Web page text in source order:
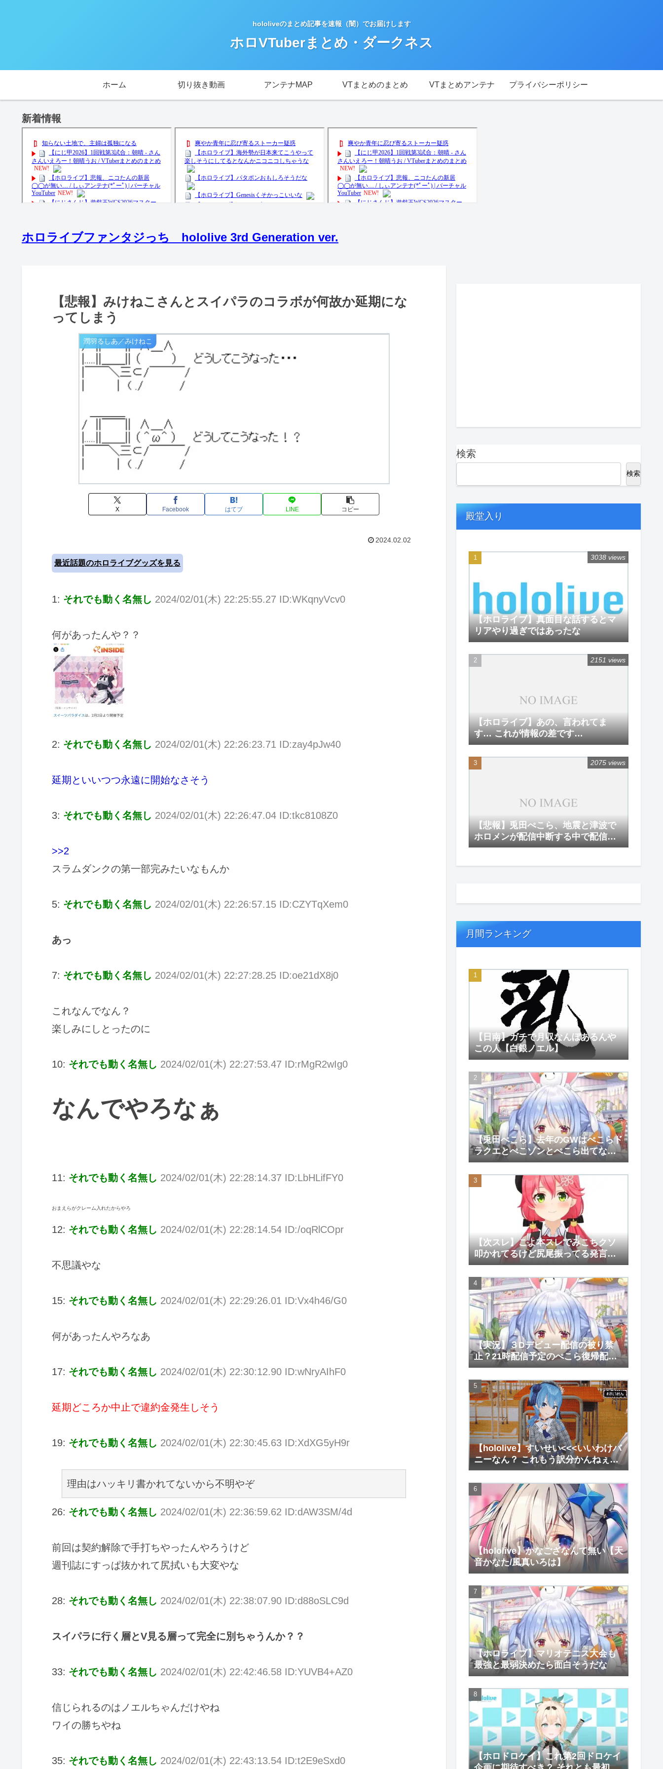
hololiveのまとめ記事を速報（闇）でお届けします
ホロVTuberまとめ・ダークネス
ホーム 切り抜き動画 アンテナMAP VTまとめのまとめ VTまとめアンテナ プライバシーポリシー
新着情報
ホロライブファンタジっち hololive 3rd Generation ver.
【悲報】みけねこさんとスイパラのコラボが何故か延期にな
ってしまう
潤羽るしあ／みけねこ
X Facebook はてブ LINE コピー
2024.02.02
最近話題のホロライブグッズを見る
1: それでも動く名無し 2024/02/01(木) 22:25:55.27 ID:WKqnyVcv0
何があったんや？？
2: それでも動く名無し 2024/02/01(木) 22:26:23.71 ID:zay4pJw40
延期といいつつ永遠に開始なさそう
3: それでも動く名無し 2024/02/01(木) 22:26:47.04 ID:tkc8108Z0
>>2
スラムダンクの第一部完みたいなもんか
5: それでも動く名無し 2024/02/01(木) 22:26:57.15 ID:CZYTqXem0
あっ
7: それでも動く名無し 2024/02/01(木) 22:27:28.25 ID:oe21dX8j0
これなんでなん？
楽しみにしとったのに
10: それでも動く名無し 2024/02/01(木) 22:27:53.47 ID:rMgR2wIg0
なんでやろなぁ
11: それでも動く名無し 2024/02/01(木) 22:28:14.37 ID:LbHLifFY0
おまえらがクレーム入れたからやろ
12: それでも動く名無し 2024/02/01(木) 22:28:14.54 ID:/oqRlCOpr
不思議やな
15: それでも動く名無し 2024/02/01(木) 22:29:26.01 ID:Vx4h46/G0
何があったんやろなあ
17: それでも動く名無し 2024/02/01(木) 22:30:12.90 ID:wNryAIhF0
延期どころか中止で違約金発生しそう
19: それでも動く名無し 2024/02/01(木) 22:30:45.63 ID:XdXG5yH9r
理由はハッキリ書かれてないから不明やぞ
26: それでも動く名無し 2024/02/01(木) 22:36:59.62 ID:dAW3SM/4d
前回は契約解除で手打ちやったんやろうけど
週刊誌にすっぱ抜かれて尻拭いも大変やな
28: それでも動く名無し 2024/02/01(木) 22:38:07.90 ID:d88oSLC9d
スイパラに行く層とV見る層って完全に別ちゃうんか？？
33: それでも動く名無し 2024/02/01(木) 22:42:46.58 ID:YUVB4+AZ0
信じられるのはノエルちゃんだけやね
ワイの勝ちやね
35: それでも動く名無し 2024/02/01(木) 22:43:13.54 ID:t2E9eSxd0
検索
検索
殿堂入り
【ホロライブ】真面目な話するとマ
リアやり過ぎではあったな
3038 views
【ホロライブ】あの、言われてま
す… これが情報の差です…
2151 views
【悲報】兎田ぺこら、地震と津波で
ホロメンが配信中断する中で配信を
強行してしまう
2075 views
月間ランキング
【日南】ガチで月収なんぼあるんや
この人【白銀ノエル】
【兎田ぺこら】去年のGWはぺこらド
ラクエとぺこゾンとぺこら出てない
大会しか覚えてない【ホロライ
ブ/hololive】
【次スレ】こよ本スレでみこちクソ
叩かれてるけど尻尾振ってる発言が
そんなに気にくわなかったのか？
【さくらみこ】
【実況】３Dデビュー配信の被り禁
止？21時配信予定のぺこら復帰配信
がなぜか始まらない件【兎田ぺこ
ら】
【hololive】すいせい<<<いいわけバ
ニーなん？ これもう訳分かんねぇな
【星街すいせい/兎田ぺこら】
【hololive】かなござなんて無い【天
音かなた/風真いろは】
【ホロライブ】マリオテニス大会も
最強と最弱決めたら面白そうだな
【ホロドロケイ】これ第2回ドロケイ